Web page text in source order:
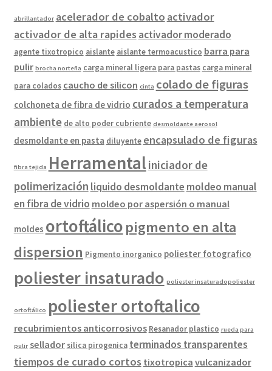
abrillantador acelerador de cobalto activador
activador de alta rapides activador moderado
agente tixotropico aislante aislante termoacustico barra para
pulir brocha norteña carga mineral ligera para pastas carga mineral
para colados caucho de silicon cinta colado de figuras
colchoneta de fibra de vidrio curados a temperatura
ambiente de alto poder cubriente desmoldante aerosol
desmoldante en pasta diluyente encapsulado de figuras
fibra tejida Herramental iniciador de
polimerización liquido desmoldante moldeo manual
en fibra de vidrio moldeo por aspersión o manual
moldes ortoftálicopigmento en alta
dispersion Pigmento inorganico poliester fotografico
poliester insaturado poliester insaturadopoliester
ortoftálico poliester ortoftalico
recubrimientos anticorrosivos Resanador plastico rueda para
pulir sellador silica pirogenica terminados transparentes
tiempos de curado cortos tixotropica vulcanizador